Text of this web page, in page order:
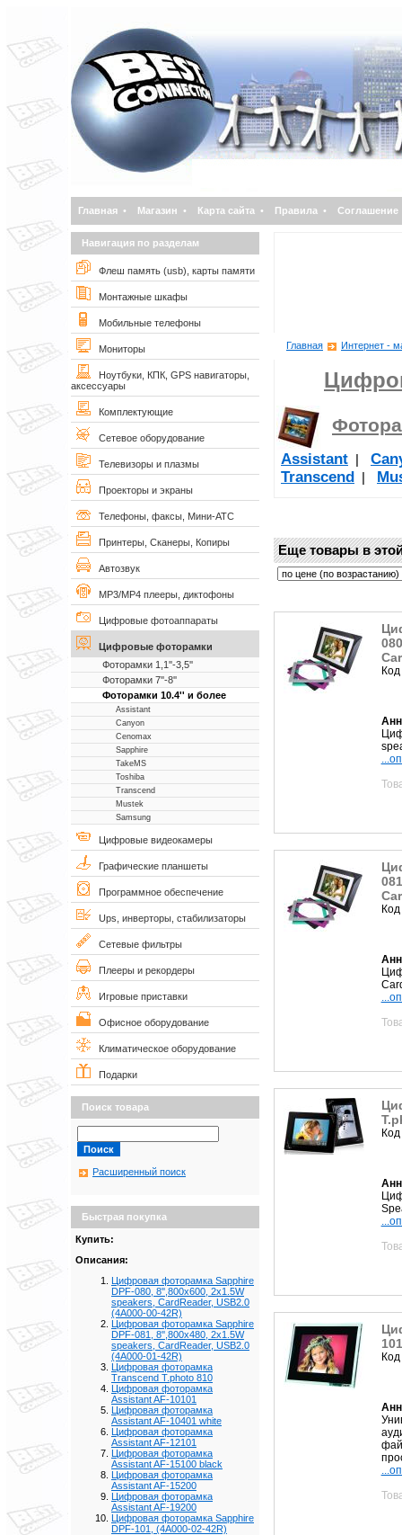
Главная • Магазин • Карта сайта • Правила • Соглашение
Навигация по разделам
Флеш память (usb), карты памяти
Монтажные шкафы
Мобильные телефоны
Мониторы
Ноутбуки, КПК, GPS навигаторы,
аксессуары
Комплектующие
Сетевое оборудование
Телевизоры и плазмы
Проекторы и экраны
Телефоны, факсы, Мини-АТС
Принтеры, Сканеры, Копиры
Автозвук
MP3/MP4 плееры, диктофоны
Цифровые фотоаппараты
Цифровые фоторамки
Фоторамки 1,1''-3,5''
Фоторамки 7''-8''
Фоторамки 10.4'' и более
Assistant
Canyon
Cenomax
Sapphire
TakeMS
Toshiba
Transcend
Mustek
Samsung
Цифровые видеокамеры
Графические планшеты
Программное обеспечение
Ups, инверторы, стабилизаторы
Сетевые фильтры
Плееры и рекордеры
Игровые приставки
Офисное оборудование
Климатическое оборудование
Подарки
Поиск товара
Расширенный поиск
Быстрая покупка
Купить:
Описания:
Цифровая фоторамка Sapphire
DPF-080, 8'',800x600, 2x1.5W
speakers, CardReader, USB2.0
(4A000-00-42R)
Цифровая фоторамка Sapphire
DPF-081, 8'',800x480, 2x1.5W
speakers, CardReader, USB2.0
(4A000-01-42R)
Цифровая фоторамка
Transcend T.photo 810
Цифровая фоторамка
Assistant AF-10101
Цифровая фоторамка
Assistant AF-10401 white
Цифровая фоторамка
Assistant AF-12101
Цифровая фоторамка
Assistant AF-15100 black
Цифровая фоторамка
Assistant AF-15200
Цифровая фоторамка
Assistant AF-19200
Цифровая фоторамка Sapphire
DPF-101, (4A000-02-42R)
Главная Интернет -
Assistant |
Transcend |
Еще товары в